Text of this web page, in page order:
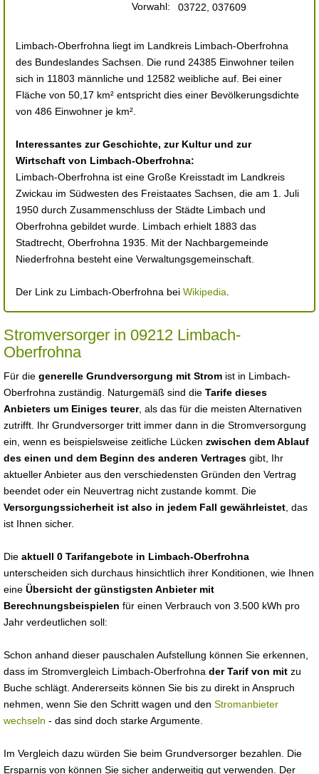
Vorwahl:
03722, 037609
Limbach-Oberfrohna liegt im Landkreis Limbach-Oberfrohna
des Bundeslandes Sachsen. Die rund 24385 Einwohner teilen
sich in 11803 männliche und 12582 weibliche auf. Bei einer
Fläche von 50,17 km² entspricht dies einer Bevölkerungsdichte
von 486 Einwohner je km².
Interessantes zur Geschichte, zur Kultur und zur
Wirtschaft von Limbach-Oberfrohna:
Limbach-Oberfrohna ist eine Große Kreisstadt im Landkreis
Zwickau im Südwesten des Freistaates Sachsen, die am 1. Juli
1950 durch Zusammenschluss der Städte Limbach und
Oberfrohna gebildet wurde. Limbach erhielt 1883 das
Stadtrecht, Oberfrohna 1935. Mit der Nachbargemeinde
Niederfrohna besteht eine Verwaltungsgemeinschaft.
Der Link zu Limbach-Oberfrohna bei Wikipedia
Stromversorger in 09212 Limbach-
Oberfrohna
Für die generelle Grundversorgung mit Strom ist in Limbach-
Oberfrohna zuständig. Naturgemäß sind die Tarife dieses
Anbieters um Einiges teurer, als das für die meisten Alternativen
zutrifft. Ihr Grundversorger tritt immer dann in die Stromversorgung
ein, wenn es beispielsweise zeitliche Lücken zwischen dem Ablauf
des einen und dem Beginn des anderen Vertrages gibt, Ihr
aktueller Anbieter aus den verschiedensten Gründen den Vertrag
beendet oder ein Neuvertrag nicht zustande kommt. Die
Versorgungssicherheit ist also in jedem Fall gewährleistet , das
ist Ihnen sicher.
Die aktuell 0 Tarifangebote in Limbach-Oberfrohna
unterscheiden sich durchaus hinsichtlich ihrer Konditionen, wie Ihnen
eine Übersicht der günstigsten Anbieter mit
Berechnungsbeispielen für einen Verbrauch von 3.500 kWh pro
Jahr verdeutlichen soll:
Schon anhand dieser pauschalen Aufstellung können Sie erkennen,
dass im Stromvergleich Limbach-Oberfrohna der Tarif von mit zu
Buche schlägt. Andererseits können Sie bis zu direkt in Anspruch
nehmen, wenn Sie den Schritt wagen und den Stromanbieter
wechseln - das sind doch starke Argumente.
Im Vergleich dazu würden Sie beim Grundversorger bezahlen. Die
Ersparnis von können Sie sicher anderweitig gut verwenden. Der